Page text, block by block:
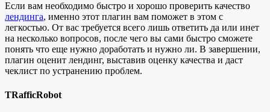
Если вам необходимо быстро и хорошо проверить качество
лендинга, именно этот плагин вам поможет в этом с
легкостью. От вас требуется всего лишь ответить да или инет
на несколько вопросов, после чего вы сами быстро сможете
понять что еще нужно доработать и нужно ли. В завершении,
плагин оценит лендинг, выставив оценку качества и даст
чеклист по устранению проблем.
TRafficRobot